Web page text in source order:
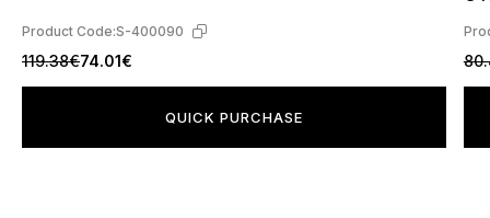
Product Code:S-400090
119.38€74.01€
QUICK PURCHASE